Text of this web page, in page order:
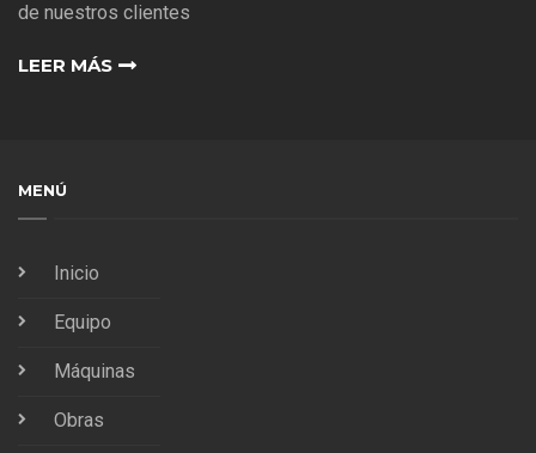
de nuestros clientes
LEER MÁS
MENÚ
Inicio
Equipo
Máquinas
Obras